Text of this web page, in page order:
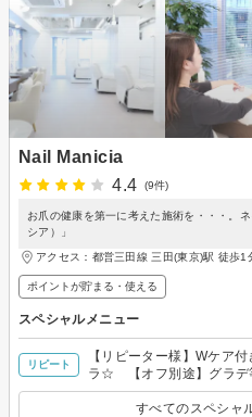
Nail Manicia
4.4
(9件)
お爪の健康を第一に考えた施術を・・・。
シア）」
アクセス：都営三田線 三田(東京)駅 徒歩
ポイントが貯まる・使える
スペシャルメニュー
リピート
【リピーター様】Wケア
ラ☆ 【オフ別途】グラデ
すべてのスペシャ